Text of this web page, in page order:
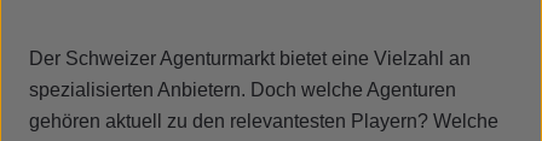
Der Schweizer Agenturmarkt bietet eine Vielzahl an
spezialisierten Anbietern. Doch welche Agenturen
gehören aktuell zu den relevantesten Playern? Welche